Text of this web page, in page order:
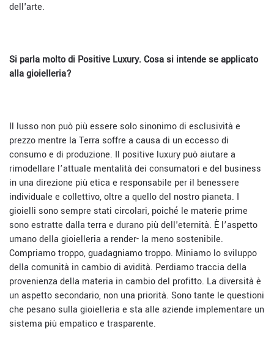
dell'arte.
Si parla molto di Positive Luxury. Cosa si intende se applicato
alla gioielleria?
Il lusso non può più essere solo sinonimo di esclusività e
prezzo mentre la Terra soffre a causa di un eccesso di
consumo e di produzione. Il positive luxury può aiutare a
rimodellare l’attuale mentalità dei consumatori e del business
in una direzione più etica e responsabile per il benessere
individuale e collettivo, oltre a quello del nostro pianeta. I
gioielli sono sempre stati circolari, poiché le materie prime
sono estratte dalla terra e durano più dell'eternità. È l’aspetto
umano della gioielleria a render- la meno sostenibile.
Compriamo troppo, guadagniamo troppo. Miniamo lo sviluppo
della comunità in cambio di avidità. Perdiamo traccia della
provenienza della materia in cambio del profitto. La diversità è
un aspetto secondario, non una priorità. Sono tante le questioni
che pesano sulla gioielleria e sta alle aziende implementare un
sistema più empatico e trasparente.